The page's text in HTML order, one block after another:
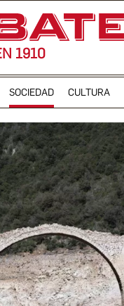
1910
SOCIEDAD CULTURA